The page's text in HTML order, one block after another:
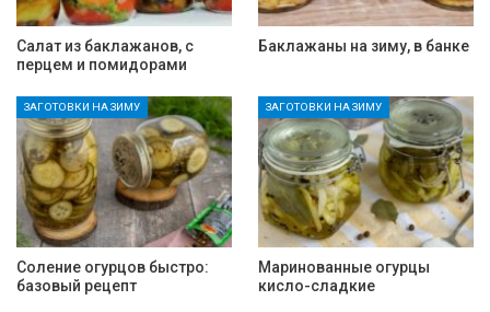
Салат из баклажанов, с
перцем и помидорами
Баклажаны на зиму, в банке
ЗАГОТОВКИ НА ЗИМУ
Соление огурцов быстро:
базовый рецепт
ЗАГОТОВКИ НА ЗИМУ
Маринованные огурцы
кисло-сладкие